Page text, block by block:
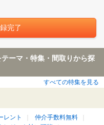
ーマ・特集・間取りから探
すべての特集を見る
レント
仲介手数料無料